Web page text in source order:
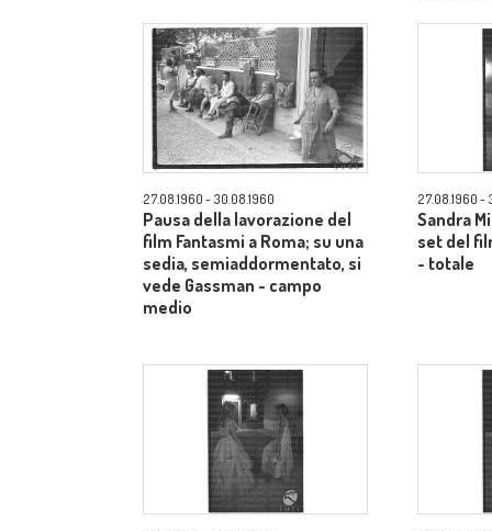
27.08.1960 - 30.08.1960
Pausa della lavorazione del
film Fantasmi a Roma; su una
sedia, semiaddormentato, si
vede Gassman - campo
medio
27.08.1960 -
Sandra
set del
- totale